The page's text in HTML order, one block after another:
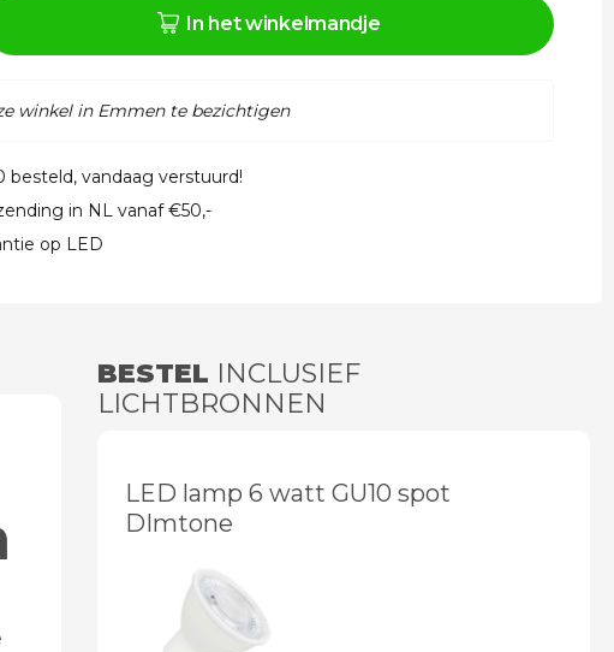
In het winkelmandje
winkel in Emmen te bezichtigen
besteld, vandaag verstuurd!
in NL vanaf €50,-
op LED
BESTEL INCLUSIEF
LICHTBRONNEN
LED lamp 6 watt GU10 spot
DImtone